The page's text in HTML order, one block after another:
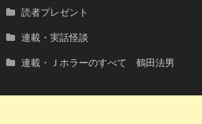
読者プレゼント
連載・実話怪談
連載・Ｊホラーのすべて 鶴田法男